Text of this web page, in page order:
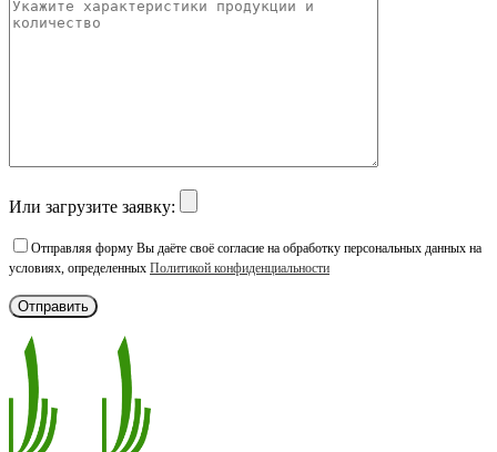
Или загрузите заявку:
Отправляя форму Вы даёте своё согласие на обработку персональных данных на
условиях, определенных Политикой конфиденциальности